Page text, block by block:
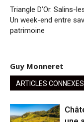
Triangle D’Or. Salins-
Un week-end entre
patrimoine
Guy Monneret
ARTICLES CONNEXES